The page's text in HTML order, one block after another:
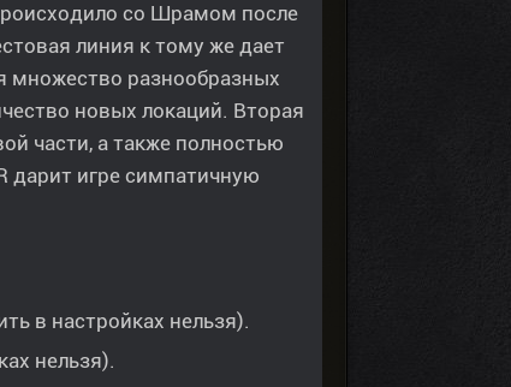
со Шрамом после
линия к тому же дает
множество разнообразных
новых локаций. Вторая
части, а также полностью
дарит игре симпатичную
в настройках нельзя).
нельзя).